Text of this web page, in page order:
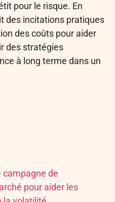
pour le risque. En
des incitations pratiques
des coûts pour aider
des stratégies
à long terme dans un